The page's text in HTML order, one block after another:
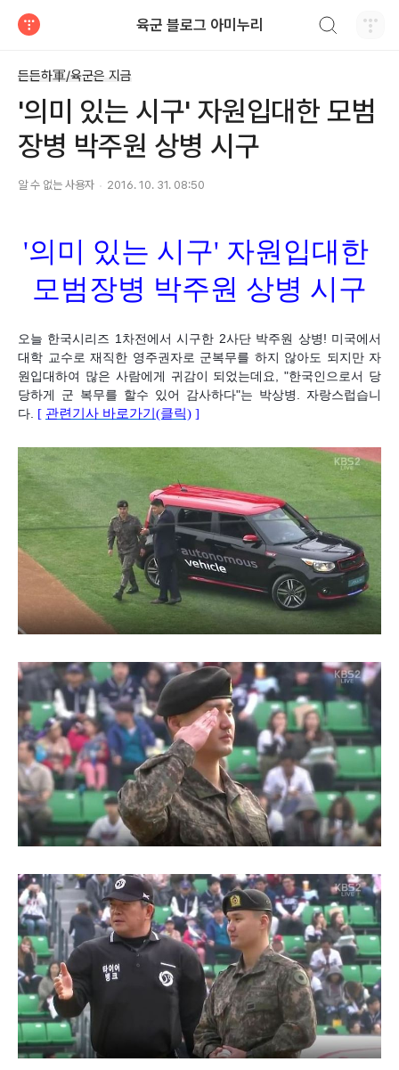
육군 블로그 아미누리
든든하軍/육군은 지금
'의미 있는 시구' 자원입대한 모범
장병 박주원 상병 시구
알 수 없는 사용자 2016. 10. 31. 08:50
'의미 있는 시구' 자원입대한
모범장병 박주원 상병 시구
오늘 한국시리즈 1차전에서 시구한 2사단 박주원 상병! 미국에서
대학 교수로 재직한 영주권자로 군복무를 하지 않아도 되지만 자
원입대하여 많은 사람에게 귀감이 되었는데요, "한국인으로서 당
당하게 군 복무를 할수 있어 감사하다"는 박상병. 자랑스럽습니
다. [ 관련기사 바로가기(클릭) ]